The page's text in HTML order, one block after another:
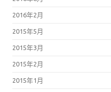
2015年5月
2015年3月
2015年2月
2015年1月
2014年12月